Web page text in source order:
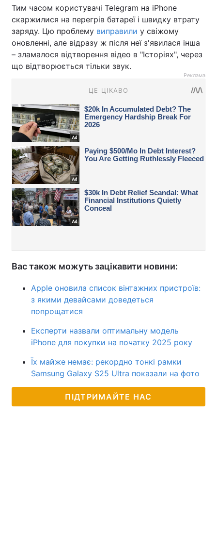
Тим часом користувачі Telegram на iPhone
скаржилися на перегрів батареї і швидку втрату
заряду. Цю проблему виправили у свіжому
оновленні, але відразу ж після неї з'явилася інша
– зламалося відтворення відео в "Історіях", через
що відтворюється тільки звук.
Реклама
Вас також можуть зацікавити новини:
Apple оновила список вінтажних пристроїв:
з якими девайсами доведеться
попрощатися
Експерти назвали оптимальну модель
iPhone для покупки на початку 2025 року
Їх майже немає: рекордно тонкі рамки
Samsung Galaxy S25 Ultra показали на фото
ПІДТРИМАЙТЕ НАС